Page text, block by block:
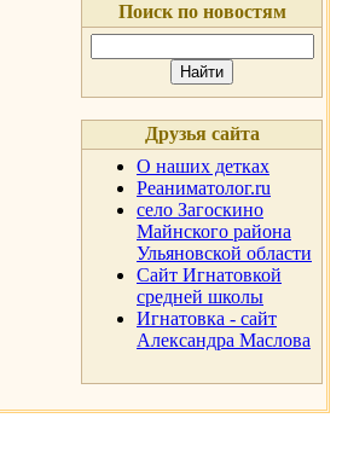
Поиск по новостям
Друзья сайта
О наших детках
Реаниматолог.ru
село Загоскино
Майнского района
Ульяновской области
Сайт Игнатовкой
средней школы
Игнатовка - сайт
Александра Маслова